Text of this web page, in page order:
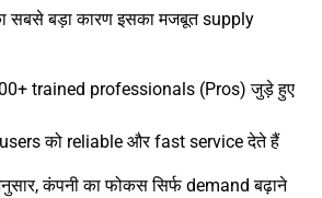
सबसे बड़ा कारण इसका मजबूत supply
trained professionals (Pros) जुड़े हुए
को reliable और fast service देते हैं
कंपनी का फोकस सिर्फ demand बढ़ाने